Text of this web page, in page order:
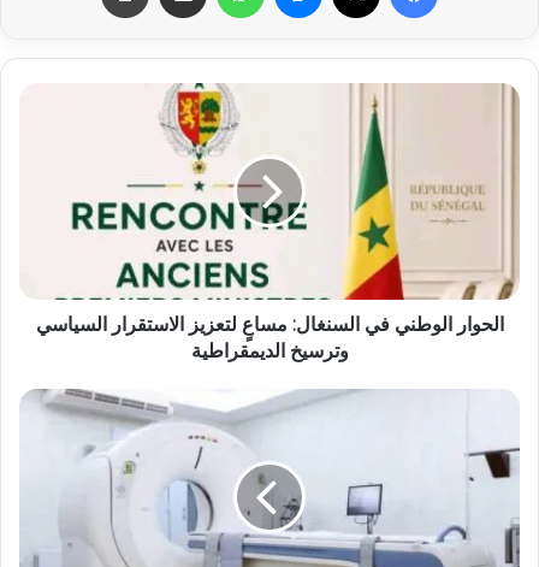
الحوار الوطني في السنغال: مساعٍ لتعزيز الاستقرار السياسي
وترسيخ الديمقراطية